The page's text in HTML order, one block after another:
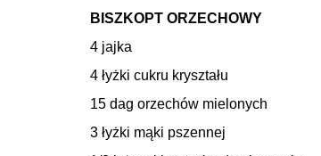
BISZKOPT ORZECHOWY
4 jajka
4 łyżki cukru kryształu
15 dag orzechów mielonych
3 łyżki mąki pszennej